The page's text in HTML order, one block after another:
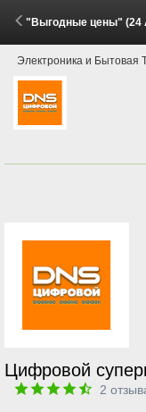
"Выгодные цены" (24
Электроника и Бытовая
Цифровой
2